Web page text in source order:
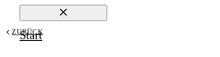
Start
ZURÜCK